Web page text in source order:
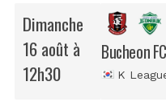
Dimanche
16 août à
12h30
Bucheon
K